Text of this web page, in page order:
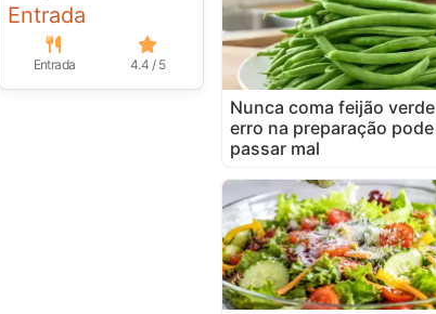
Entrada
Entrada 4.4 / 5
Nunca coma feijão
erro na preparação
passar mal